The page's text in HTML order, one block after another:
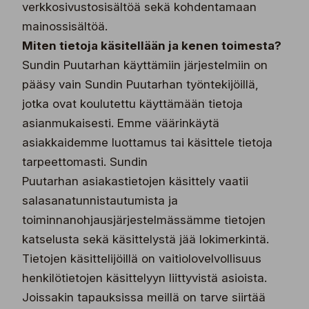
verkkosivustosisältöä sekä kohdentamaan
mainossisältöä.
Miten tietoja käsitellään ja kenen toimesta?
Sundin Puutarhan käyttämiin järjestelmiin on
pääsy vain Sundin Puutarhan työntekijöillä,
jotka ovat koulutettu käyttämään tietoja
asianmukaisesti. Emme väärinkäytä
asiakkaidemme luottamus tai käsittele tietoja
tarpeettomasti. Sundin
Puutarhan asiakastietojen käsittely vaatii
salasanatunnistautumista ja
toiminnanohjausjärjestelmässämme tietojen
katselusta sekä käsittelystä jää lokimerkintä.
Tietojen käsittelijöillä on vaitiolovelvollisuus
henkilötietojen käsittelyyn liittyvistä asioista.
Joissakin tapauksissa meillä on tarve siirtää